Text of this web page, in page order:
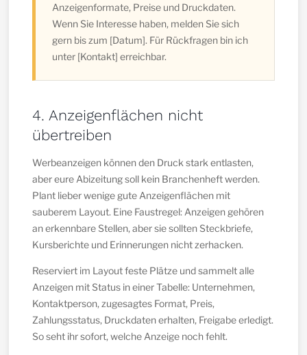
Anzeigenformate, Preise und Druckdaten.
Wenn Sie Interesse haben, melden Sie sich
gern bis zum [Datum]. Für Rückfragen bin ich
unter [Kontakt] erreichbar.
4. Anzeigenflächen nicht
übertreiben
Werbeanzeigen können den Druck stark entlasten,
aber eure Abizeitung soll kein Branchenheft werden.
Plant lieber wenige gute Anzeigenflächen mit
sauberem Layout. Eine Faustregel: Anzeigen gehören
an erkennbare Stellen, aber sie sollten Steckbriefe,
Kursberichte und Erinnerungen nicht zerhacken.
Reserviert im Layout feste Plätze und sammelt alle
Anzeigen mit Status in einer Tabelle: Unternehmen,
Kontaktperson, zugesagtes Format, Preis,
Zahlungsstatus, Druckdaten erhalten, Freigabe erledigt.
So seht ihr sofort, welche Anzeige noch fehlt.